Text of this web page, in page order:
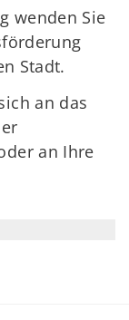
wenden Sie
Stadt.
an das
an Ihre